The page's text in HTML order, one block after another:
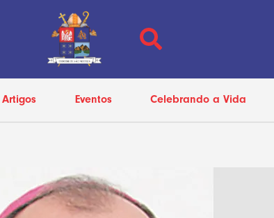
Artigos Eventos Celebrando a Vida